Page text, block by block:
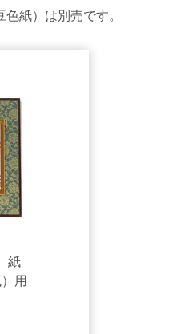
紙）は別売です。
紙
用